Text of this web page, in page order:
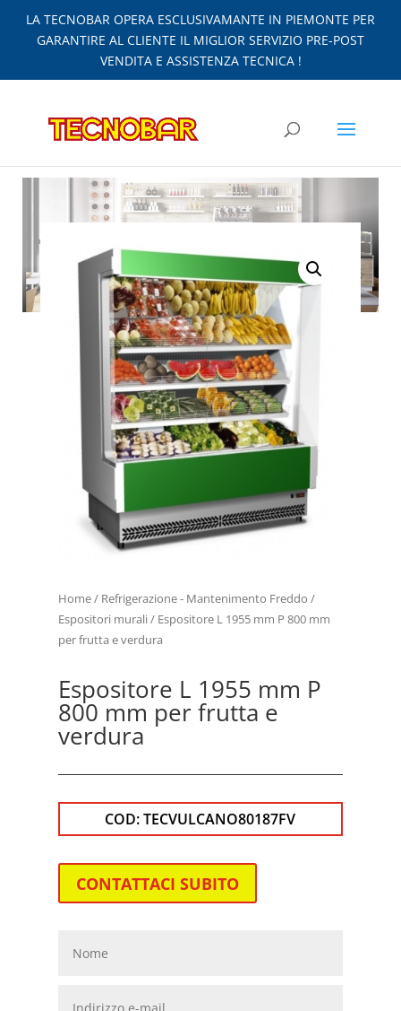
LA TECNOBAR OPERA ESCLUSIVAMANTE IN PIEMONTE PER
GARANTIRE AL CLIENTE IL MIGLIOR SERVIZIO PRE-POST
VENDITA E ASSISTENZA TECNICA !
Home/ Refrigerazione - Mantenimento Freddo /
Espositori murali/ Espositore L 1955 mm P 800 mm
per frutta e verdura
Espositore L 1955 mm P
800 mm per frutta e
verdura
COD:TECVULCANO80187FV
CONTATTACI SUBITO